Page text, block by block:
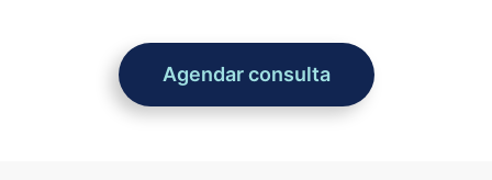
Agendar consulta